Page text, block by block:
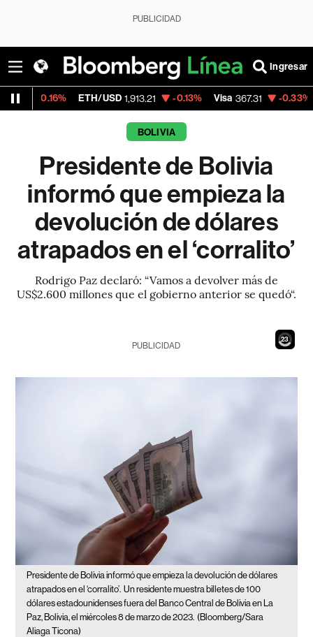
PUBLICIDAD
Ingresar
ETH/USD 1,913.21 -0.13% Visa 367.31 -0.33%
BOLIVIA
Presidente de Bolivia
informó que empieza la
devolución de dólares
atrapados en el ‘corralito’
Rodrigo Paz declaró: “Vamos a devolver más de
US$2.600 millones que el gobierno anterior se quedó“.
22
PUBLICIDAD
Presidente de Bolivia informó que empieza la devolución de dólares
atrapados en el ‘corralito’. Un residente muestra billetes de 100
dólares estadounidenses fuera del Banco Central de Bolivia en La
Paz, Bolivia, el miércoles 8 de marzo de 2023. (Bloomberg/Sara
Aliaga Ticona)